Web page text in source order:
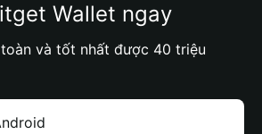
Wallet ngay
và tốt nhất được 40 triệu